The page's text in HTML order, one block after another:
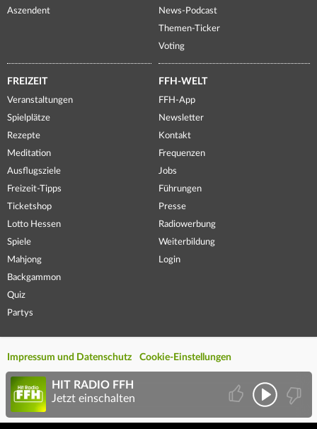
Aszendent
News-Podcast
Themen-Ticker
Voting
FREIZEIT
Veranstaltungen
Spielplätze
Rezepte
Meditation
Ausflugsziele
Freizeit-Tipps
Ticketshop
Lotto Hessen
Spiele
Mahjong
Backgammon
Quiz
Partys
FFH-WELT
FFH-App
Newsletter
Kontakt
Frequenzen
Jobs
Führungen
Presse
Radiowerbung
Weiterbildung
Login
Impressum und Datenschutz Cookie-Einstellungen
HIT RADIO FFH
Jetzt einschalten